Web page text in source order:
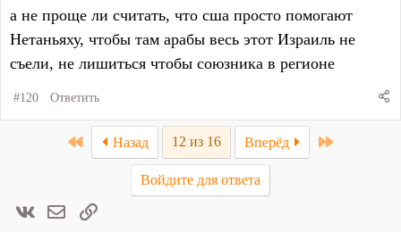
а не проще ли считать, что сша просто помогают
Нетаньяху, чтобы там арабы весь этот Израиль не
съели, не лишиться чтобы союзника в регионе
#120 Ответить
First Назад 12 из 16 Вперёд Last
Войдите для ответа
ВконтактеЭлектронная почта
Ссылка